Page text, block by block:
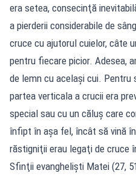
era setea, consecinţă
a pierderii considerabile de
cruce cu ajutorul cuielor, câte
pentru fiecare picior. Adesea,
de lemn cu acelaşi cui.
partea verticala a crucii era
special sau cu un căluş care
înfipt în aşa fel, încât să vină
răstigniţii erau legaţi de cruce
Sfinţii evanghelişti Matei (27,